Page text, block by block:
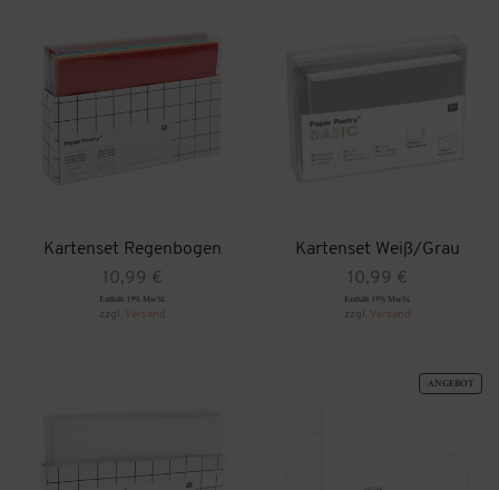
Kartenset Regenbogen
10,99 €
Enthält 19% MwSt.
zzgl. Versand
Kartenset Weiß/Grau
10,99 €
Enthält 19% MwSt.
zzgl. Versand
ANGEBOT
IM